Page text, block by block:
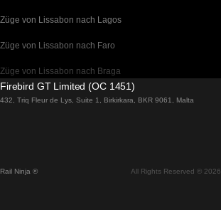
Züge von Lissabon nach Lagos
Züge von Lissabon nach Faro
Züge von Lissabon nach Braga
Züge von Barcelona nach Madrid
Züge von Madrid nach Sevilla
Firebird GT Limited (OC 1451)
432, Triq Fleur de Lys, Suite 1, Birkirkara, BKR 9061, Malta
Rail Ninja ® All Rights Reserved © 2026